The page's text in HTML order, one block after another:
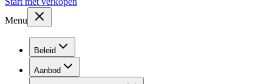
Menu
Beleid
Aanbod